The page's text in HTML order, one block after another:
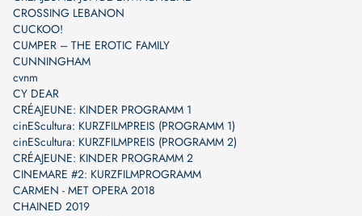
CROSSING LEBANON
CUCKOO!
CUMPER – THE EROTIC FAMILY
CUNNINGHAM
cvnm
CY DEAR
CRÉAJEUNE: KINDER PROGRAMM 1
cinEScultura: KURZFILMPREIS (PROGRAMM 1)
cinEScultura: KURZFILMPREIS (PROGRAMM 2)
CRÉAJEUNE: KINDER PROGRAMM 2
CINEMARE #2: KURZFILMPROGRAMM
CARMEN - MET OPERA 2018
CHAINED 2019